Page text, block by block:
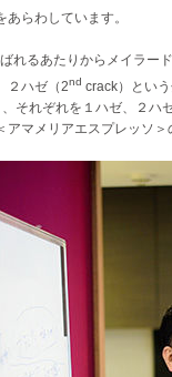
らわしています。
ばれるあたりからメイラー
２ハゼ（2nd crack）とい
それぞれを１ハゼ、２ハ
アマメリアエスプレッソ＞